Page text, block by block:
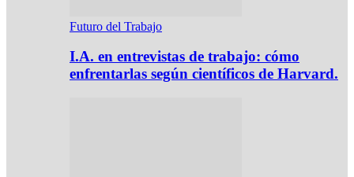
Futuro del Trabajo
I.A. en entrevistas de trabajo: cómo
enfrentarlas según científicos de Harvard.